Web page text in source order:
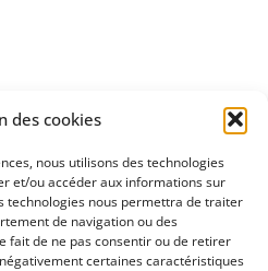
des cookies
nous utilisons des technologies
et/ou accéder aux informations sur
technologies nous permettra de traiter
de navigation ou des
fait de ne pas consentir ou de retirer
certaines caractéristiques